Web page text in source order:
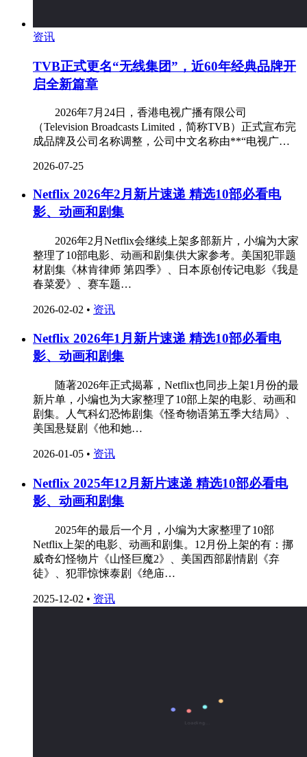
资讯
TVB正式更名“无线集团”，近60年经典品牌开
启全新篇章
‌ 2026年7月24日，香港电视广播有限公司
（Television Broadcasts Limited，简称TVB）正式宣布完
成品牌及公司名称调整，公司中文名称由**“电视广…
2026-07-25
Netflix 2026年2月新片速递 精选10部必看电
影、动画和剧集
‌ 2026年2月Netflix会继续上架多部新片，小编为大家
整理了10部电影、动画和剧集供大家参考。美国犯罪题
材剧集《林肯律师 第四季》、日本原创传记电影《我是
春菜爱》、赛车题…
2026-02-02 • 资讯
Netflix 2026年1月新片速递 精选10部必看电
影、动画和剧集
‌ 随著2026年正式揭幕，Netflix也同步上架1月份的最
新片单，小编也为大家整理了10部上架的电影、动画和
剧集。人气科幻恐怖剧集《怪奇物语第五季大结局》、
美国悬疑剧《他和她…
2026-01-05 • 资讯
Netflix 2025年12月新片速递 精选10部必看电
影、动画和剧集
‌ 2025年的最后一个月，小编为大家整理了10部
Netflix上架的电影、动画和剧集。12月份上架的有：挪
威奇幻怪物片《山怪巨魔2》、美国西部剧情剧《弃
徒》、犯罪惊悚泰剧《绝庙…
2025-12-02 • 资讯